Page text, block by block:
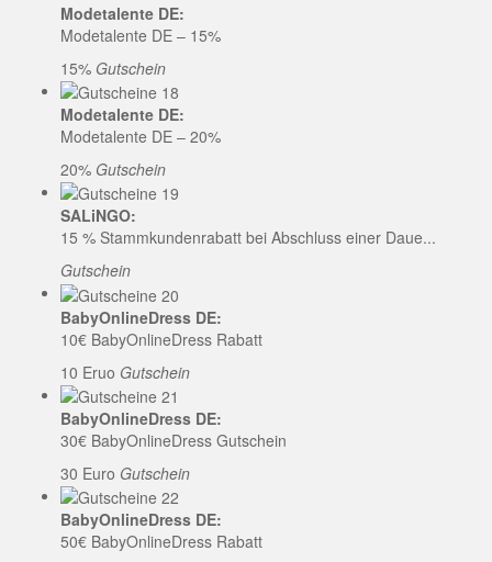
Modetalente DE:
Modetalente DE – 15%
15% Gutschein
Modetalente DE:
Modetalente DE – 20%
20% Gutschein
SALiNGO:
15 % Stammkundenrabatt bei Abschluss einer Daue...
Gutschein
BabyOnlineDress DE:
10€ BabyOnlineDress Rabatt
10 Eruo Gutschein
BabyOnlineDress DE:
30€ BabyOnlineDress Gutschein
30 Euro Gutschein
BabyOnlineDress DE:
50€ BabyOnlineDress Rabatt